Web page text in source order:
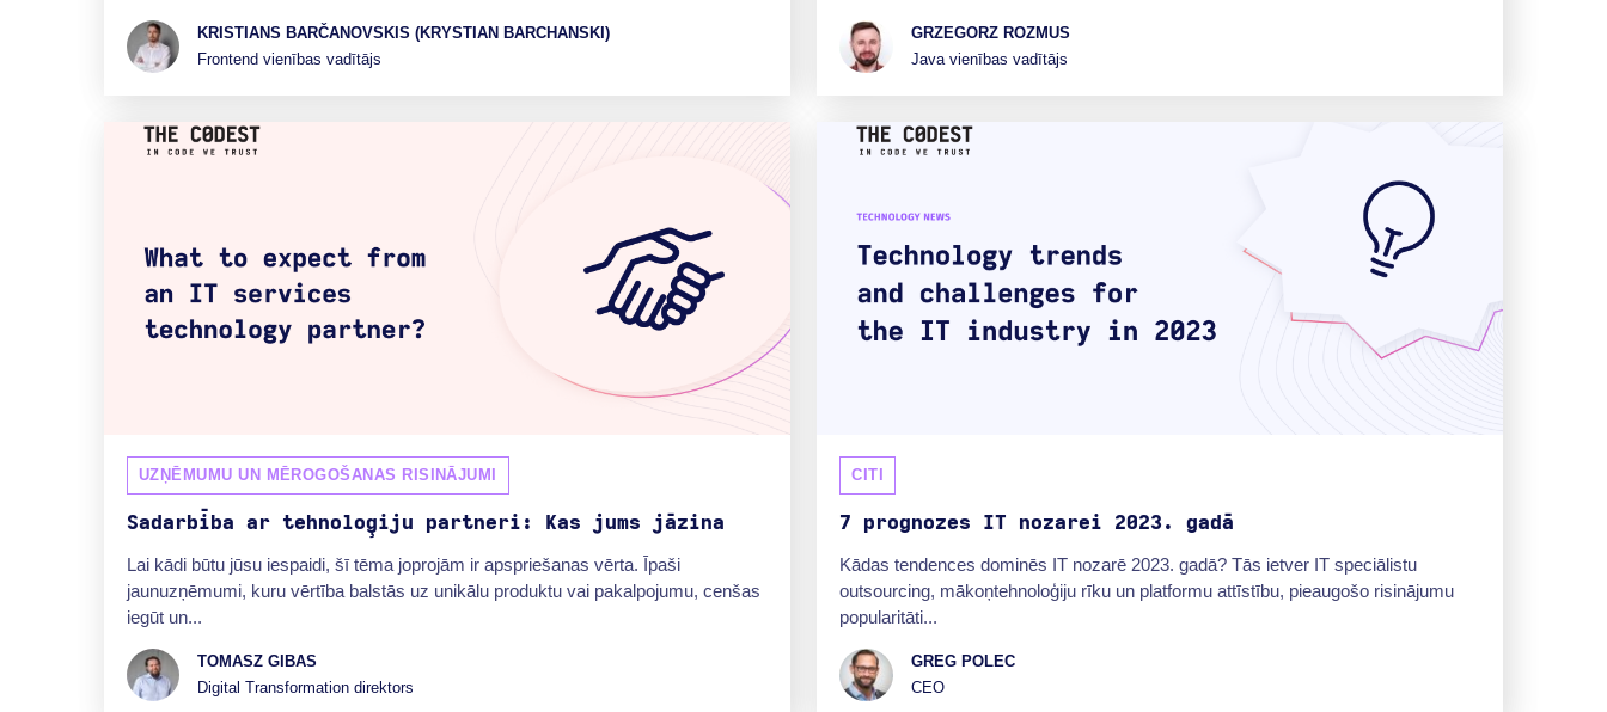
KRISTIANS BARČANOVSKIS (KRYSTIAN BARCHANSKI)
Frontend vienības vadītājs
GRZEGORZ ROZMUS
Java vienības vadītājs
UZŅĒMUMU UN MĒROGOŠANAS RISINĀJUMI
Sadarbība ar tehnoloģiju partneri: Kas jums jāzina
Lai kādi būtu jūsu iespaidi, šī tēma joprojām ir apspriešanas vērta. Īpaši
jaunuzņēmumi, kuru vērtība balstās uz unikālu produktu vai pakalpojumu, cenšas
iegūt un...
TOMASZ GIBAS
Digital Transformation direktors
CITI
7 prognozes IT nozarei 2023. gadā
Kādas tendences dominēs IT nozarē 2023. gadā? Tās ietver IT speciālistu
outsourcing, mākoņtehnoloģiju rīku un platformu attīstību, pieaugošo risinājumu
popularitāti...
GREG POLEC
CEO